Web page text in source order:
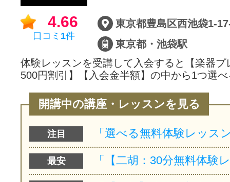
サイトマッ
4.66
口コミ 1件
東京都・池袋駅
体験レッスンを受講して入会すると【楽器プ
500円割引】【入会金半額】の中から1つ選
開講中の講座・レッスンを見る
注目
最安